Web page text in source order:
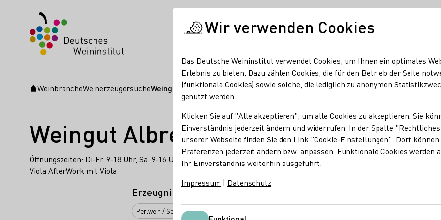
Startseite
WeinbrancheWeinerzeugersucheWeingut Albrecht-Kiessling GbR
Weingut Albrecht-Kiessling GbR
Öffnungszeiten: Di-Fr. 9-18 Uhr, Sa. 9-16 Uhr Wein- und Sektgut - Traditionelle Flaschengärung Live-Tasting mit
Viola AfterWork mit Viola
Erzeugnisse
Perlwein / Secco Sekt
Wir verwenden Cookies
Das Deutsche Weininstitut verwendet Cookies, um Ihnen ein optimales
Erlebnis zu bieten. Dazu zählen Cookies, die für den Betrieb der Seite
(funktionale Cookies) sowie solche, die lediglich zu anonymen
genutzt werden.
Klicken Sie auf "Alle akzeptieren", um alle Cookies zu akzeptieren. Sie
Einverständnis jederzeit ändern und widerrufen. In der Spalte
unserer Webseite finden Sie den Link "Cookie-Einstellungen". Dort können
Präferenzen jederzeit ändern bzw. anpassen. Funktionale Cookies werden
Ihr Einverständnis weiterhin ausgeführt.
Impressum | Datenschutz